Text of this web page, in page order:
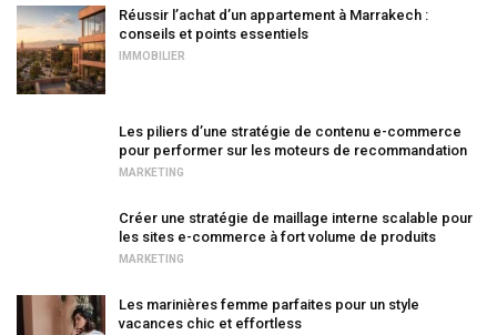
Réussir l’achat d’un appartement à Marrakech :
conseils et points essentiels
IMMOBILIER
Les piliers d’une stratégie de contenu e-commerce
pour performer sur les moteurs de recommandation
MARKETING
Créer une stratégie de maillage interne scalable pour
les sites e-commerce à fort volume de produits
MARKETING
Les marinières femme parfaites pour un style
vacances chic et effortless